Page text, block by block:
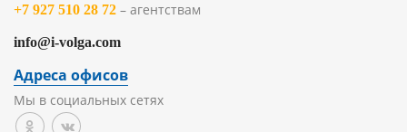
+7 927 510 28 72 – агентствам
info@i-volga.com
Адреса офисов
Мы в социальных сетях